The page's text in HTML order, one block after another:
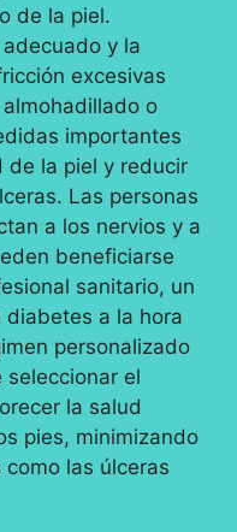
de la piel.
y la
excesivas
o
importantes
de la piel y reducir
Las personas
a los nervios y a
beneficiarse
sanitario, un
a la hora
personalizado
el
la salud
pies, minimizando
las úlceras